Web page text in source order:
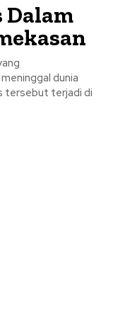
Dalam
dunia
tersebut terjadi di